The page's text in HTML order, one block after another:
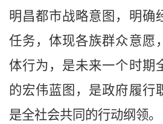
明昌都市战略意图，明确
任务，体现各族群众意愿
体行为，是未来一个时期
的宏伟蓝图，是政府履行
是全社会共同的行动纲领。